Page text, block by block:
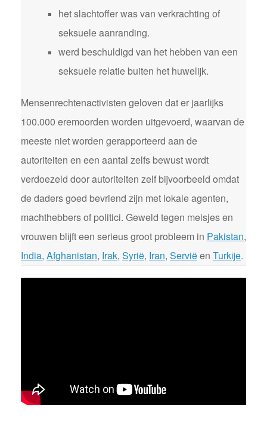
het slachtoffer was van verkrachting of
seksuele aanranding.
werd beschuldigd van het hebben van een
seksuele relatie buiten het huwelijk.
Mensenrechtenactivisten geloven dat er jaarlijks
100.000 eremoorden worden uitgevoerd, waarvan de
meeste niet worden gerapporteerd aan de
autoriteiten en een aantal zelfs bewust wordt
verdoezeld door autoriteiten zelf bijvoorbeeld omdat
de daders goed bevriend zijn met lokale agenten,
machthebbers of politici. Geweld tegen meisjes en
vrouwen blijft een serieus groot probleem in Pakistan,
India, Afghanistan, Irak, Syrië, Iran, Serviëen Turkije.